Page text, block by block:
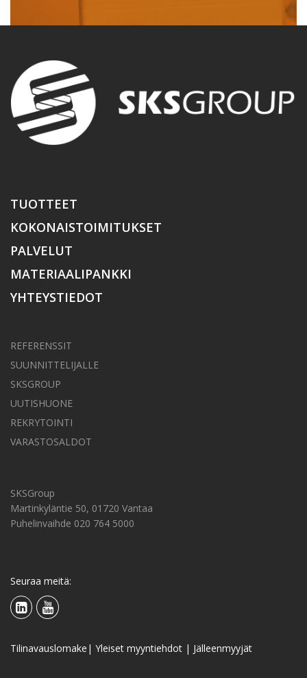
TUOTTEET
KOKONAISTOIMITUKSET
PALVELUT
MATERIAALIPANKKI
YHTEYSTIEDOT
REFERENSSIT
SUUNNITTELIJALLE
SKSGROUP
UUTISHUONE
REKRYTOINTI
VARASTOSALDOT
SKSGroup
Martinkyläntie 50, 01720 Vantaa
Puhelinvaihde 020 764 5000
Seuraa meitä:
Tilinavauslomake | Yleiset myyntiehdot | Jälleenmyyjät